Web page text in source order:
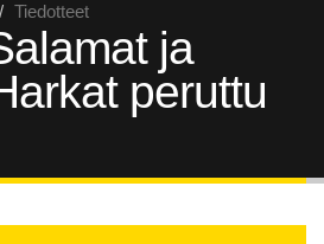
Tiedotteet
ja
peruttu